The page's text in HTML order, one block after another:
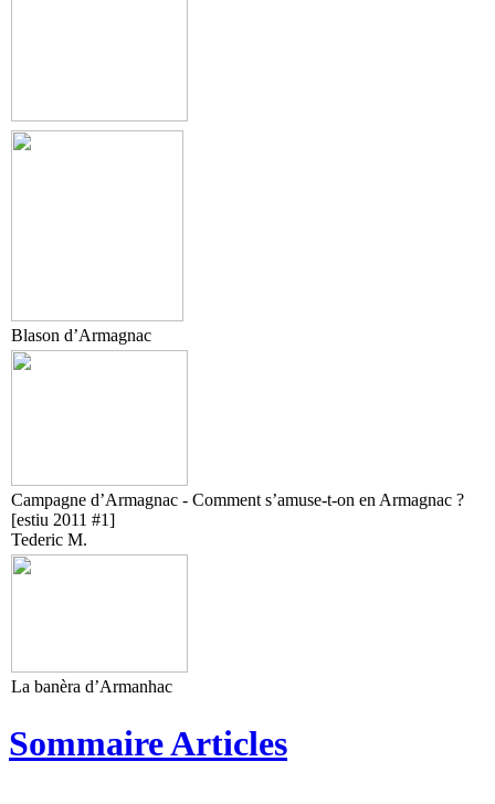
Blason d’Armagnac
Campagne d’Armagnac - Comment s’amuse-t-on en Armagnac ?
[estiu 2011 #1]
Tederic M.
La banèra d’Armanhac
Sommaire Articles